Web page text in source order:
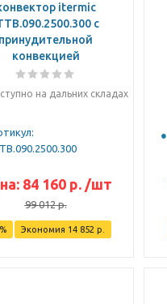
itermic
с
принудительной
конвекцией
на дальних складах
84 160р. /шт
99 012р.
Экономия 14 852 р.